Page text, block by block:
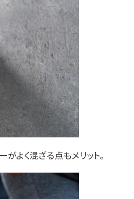
よく混ざる点もメリット。